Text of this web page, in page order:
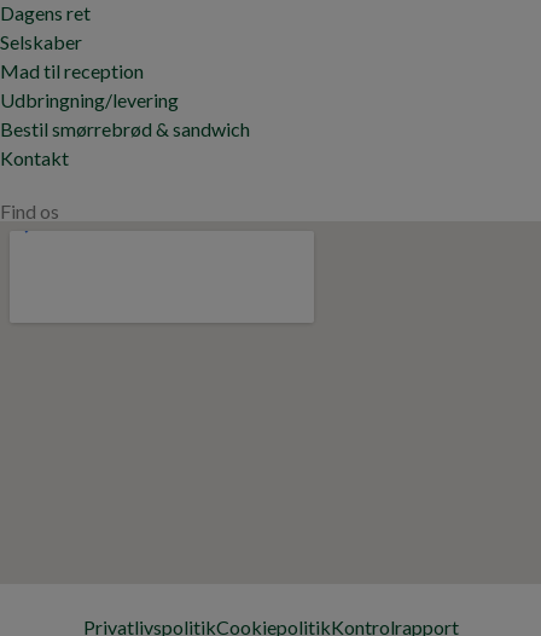
Dagens ret
Selskaber
Mad til reception
Udbringning/levering
Bestil smørrebrød & sandwich
Kontakt
Find os
PrivatlivspolitikCookiepolitikKontrolrapport